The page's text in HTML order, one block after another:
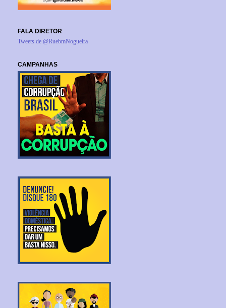
FALA DIRETOR
Tweets de @RuebmNogueira
CAMPANHAS